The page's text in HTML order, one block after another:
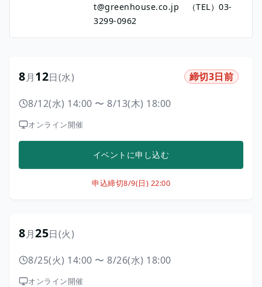
t@greenhouse.co.jp （TEL）03-
3299-0962
8月12日(水) 締切3日前
8/12(水) 14:00 〜 8/13(木) 18:00
オンライン開催
イベントに申し込む
申込締切8/9(日) 22:00
8月25日(火)
8/25(火) 14:00 〜 8/26(水) 18:00
オンライン開催